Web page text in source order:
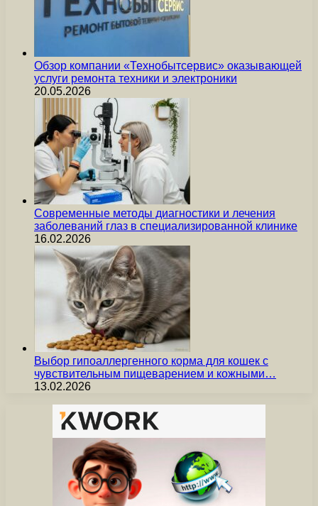
Обзор компании «Технобытсервис» оказывающей
услуги ремонта техники и электроники
20.05.2026
Современные методы диагностики и лечения
заболеваний глаз в специализированной клинике
16.02.2026
Выбор гипоаллергенного корма для кошек с
чувствительным пищеварением и кожными…
13.02.2026